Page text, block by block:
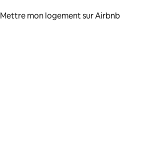
Mettre mon logement sur Airbnb